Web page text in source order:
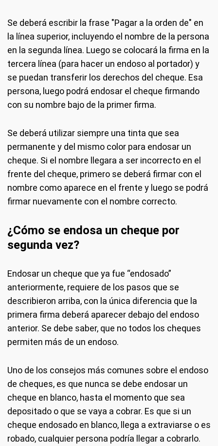
Se deberá escribir la frase "Pagar a la orden de" en
la línea superior, incluyendo el nombre de la persona
en la segunda línea. Luego se colocará la firma en la
tercera línea (para hacer un endoso al portador) y
se puedan transferir los derechos del cheque. Esa
persona, luego podrá endosar el cheque firmando
con su nombre bajo de la primer firma.
Se deberá utilizar siempre una tinta que sea
permanente y del mismo color para endosar un
cheque. Si el nombre llegara a ser incorrecto en el
frente del cheque, primero se deberá firmar con el
nombre como aparece en el frente y luego se podrá
firmar nuevamente con el nombre correcto.
¿Cómo se endosa un cheque por
segunda vez?
Endosar un cheque que ya fue “endosado”
anteriormente, requiere de los pasos que se
describieron arriba, con la única diferencia que la
primera firma deberá aparecer debajo del endoso
anterior. Se debe saber, que no todos los cheques
permiten más de un endoso.
Uno de los consejos más comunes sobre el endoso
de cheques, es que nunca se debe endosar un
cheque en blanco, hasta el momento que sea
depositado o que se vaya a cobrar. Es que si un
cheque endosado en blanco, llega a extraviarse o es
robado, cualquier persona podría llegar a cobrarlo.